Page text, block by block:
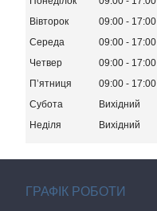
Вівторок
09:00
17:00
Середа
09:00
17:00
Четвер
09:00
17:00
Пʼятниця
09:00
17:00
Субота
Вихідний
Неділя
Вихідний
ГРАФІК РОБОТИ